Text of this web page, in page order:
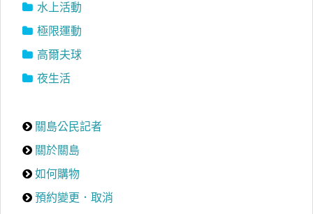
水上活動
極限運動
高爾夫球
夜生活
關島公民記者
關於關島
如何購物
預約變更．取消